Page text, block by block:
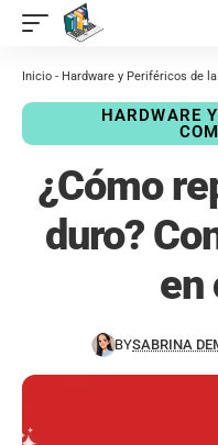
contenido
Inicio - Hardware y Periféricos de
HARDWARE
¿Cómo
duro?
en
BYSABRINA